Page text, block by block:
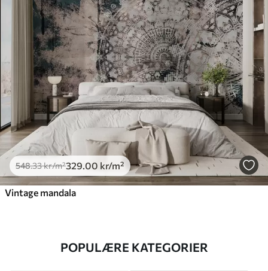
548.33kr/m²329 .00 kr/m²
Vintage mandala
POPULÆRE KATEGORIER